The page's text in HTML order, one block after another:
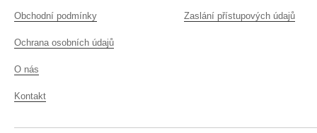
Obchodní podmínky
Ochrana osobních údajů
O nás
Kontakt
Zaslání přístupových údajů